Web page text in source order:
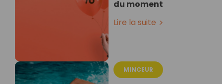
du moment
Lire la suite
MINCEUR